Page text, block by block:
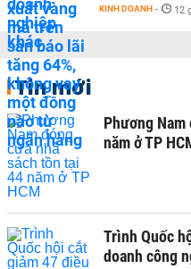
KINH DOANH - 12
Tin mới
Phương
năm ở TP
Trình Quốc
doanh công